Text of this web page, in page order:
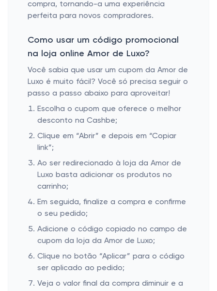
compra, tornando-a uma experiência
perfeita para novos compradores.
Como usar um código promocional
na loja online Amor de Luxo?
Você sabia que usar um cupom da Amor de
Luxo é muito fácil? Você só precisa seguir o
passo a passo abaixo para aproveitar!
Escolha o cupom que oferece o melhor
desconto na Cashbe;
Clique em “Abrir” e depois em “Copiar
link”;
Ao ser redirecionado à loja da Amor de
Luxo basta adicionar os produtos no
carrinho;
Em seguida, finalize a compra e confirme
o seu pedido;
Adicione o código copiado no campo de
cupom da loja da Amor de Luxo;
Clique no botão “Aplicar” para o código
ser aplicado ao pedido;
Veja o valor final da compra diminuir e a